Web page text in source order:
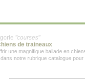
"courses"
de traineaux
une magnifique ballade en
notre rubrique catalogue pour